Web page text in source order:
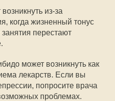
из-за
когда жизненный тонус
перестают
может возникнуть как
лекарств. Если вы
попросите врача
проблемах.